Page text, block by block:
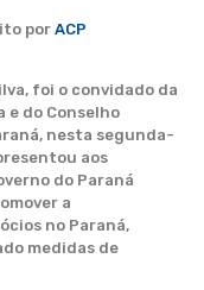
por ACP
foi o convidado da
do Conselho
nesta segunda-
aos
do Paraná
a
no Paraná,
medidas de